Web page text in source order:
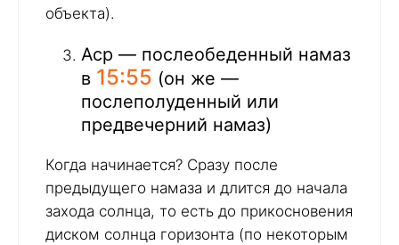
объекта).
Аср — послеобеденный намаз
в 15:55 (он же —
послеполуденный или
предвечерний намаз)
Когда начинается? Сразу после
предыдущего намаза и длится до начала
захода солнца, то есть до прикосновения
диском солнца горизонта (по некоторым